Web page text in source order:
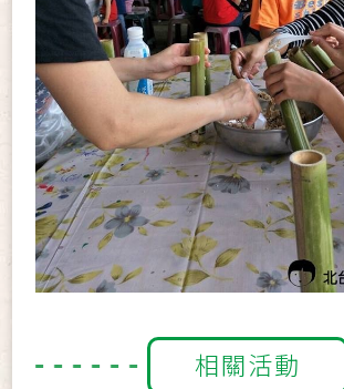
相關活動